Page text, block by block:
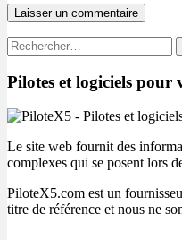
Rechercher :
Pilotes et logiciels
Le site web fournit des
complexes qui se posent lors
PiloteX5.com est un
titre de référence et nous ne